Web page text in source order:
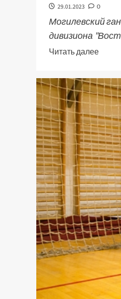
29.01.2023 0
Могилевский
дивизиона
Читать далее